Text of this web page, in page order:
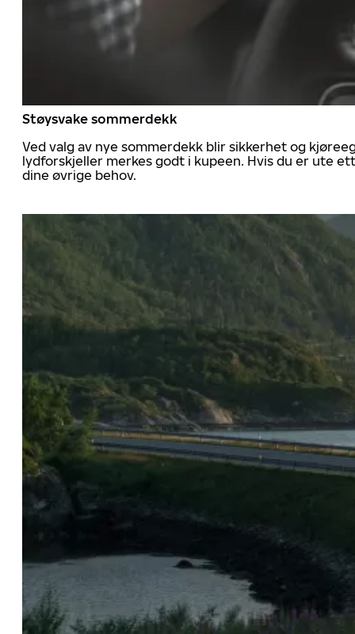
Støysvake sommerdekk
Ved valg av nye sommerdekk blir sikkerhet og
lydforskjeller merkes godt i kupeen. Hvis du er ute
dine øvrige behov.